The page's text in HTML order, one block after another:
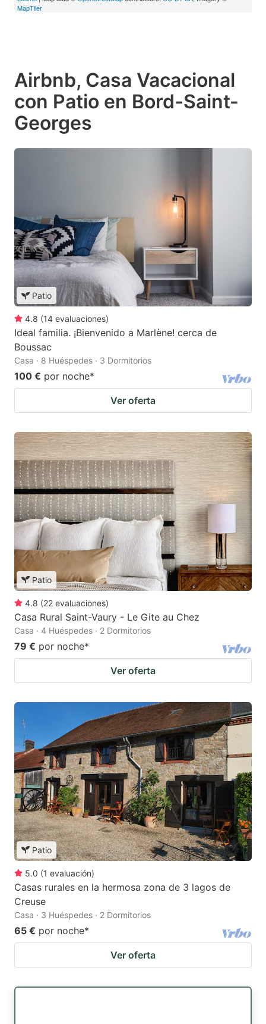
MapTiler
Airbnb, Casa Vacacional
con Patio en Bord-Saint-
Georges
Patio
4.8 (14 evaluaciones)
Ideal familia. ¡Bienvenido a Marlène! cerca de
Boussac
Casa · 8 Huéspedes · 3 Dormitorios
100 € por noche*
Ver oferta
Patio
4.8 (22 evaluaciones)
Casa Rural Saint-Vaury - Le Gite au Chez
Casa · 4 Huéspedes · 2 Dormitorios
79 € por noche*
Ver oferta
Patio
5.0 (1 evaluación)
Casas rurales en la hermosa zona de 3 lagos de
Creuse
Casa · 3 Huéspedes · 2 Dormitorios
65 € por noche*
Ver oferta